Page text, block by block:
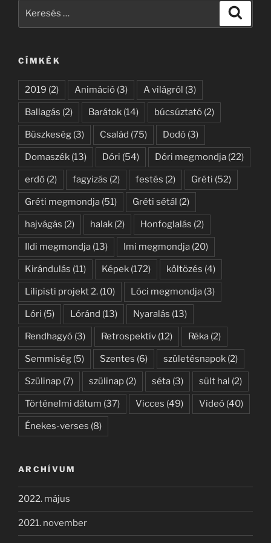
CÍMKÉK
2019 (2) Animáció (3) A világról (3)
Ballagás (2) Barátok (14) búcsúztató (2)
Büszkeség (3) Család (75) Dodó (3)
Domaszék (13) Dóri (54) Dóri megmondja (22)
erdő (2) fagyizás (2) festés (2) Gréti (52)
Gréti megmondja (51) Gréti sétál (2)
hajvágás (2) halak (2) Honfoglalás (2)
Ildi megmondja (13) Imi megmondja (20)
Kirándulás (11) Képek (172) költözés (4)
Lilipisti projekt 2. (10) Lóci megmondja (3)
Lóri (5) Lóránd (13) Nyaralás (13)
Rendhagyó (3) Retrospektív (12) Réka (2)
Semmiség (5) Szentes (6) születésnapok (2)
Szülinap (7) szülinap (2) séta (3) sült hal (2)
Történelmi dátum (37) Vicces (49) Videó (40)
Énekes-verses (8)
ARCHÍVUM
2022. május
2021. november